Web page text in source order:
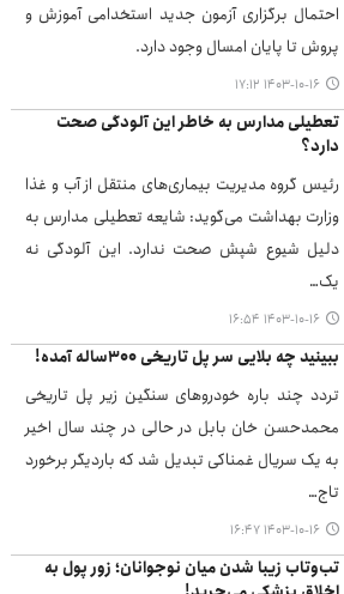
احتمال برگزاری آزمون جدید استخدامی آموزش و
پروش تا پایان امسال وجود دارد.
۱۴۰۳-۱۰-۱۶ ۱۷:۱۲
تعطیلی مدارس به خاطر این آلودگی صحت
دارد؟
رئیس گروه مدیریت بیماری‌های منتقل از آب و غذا
وزارت بهداشت می‌گوید: شایعه تعطیلی مدارس به
دلیل شیوع شپش صحت ندارد. این آلودگی نه
یک…
۱۴۰۳-۱۰-۱۶ ۱۶:۵۴
ببینید چه بلایی سر پل تاریخی ۳۰۰ساله آمده!
تردد چند باره خودروهای سنگین زیر پل تاریخی
محمدحسن خان بابل در حالی در چند سال اخیر
به یک سریال غمناکی تبدیل شد که باردیگر برخورد
تاج…
۱۴۰۳-۱۰-۱۶ ۱۶:۴۷
تب‌وتاب زیبا شدن میان نوجوانان؛ زور پول به